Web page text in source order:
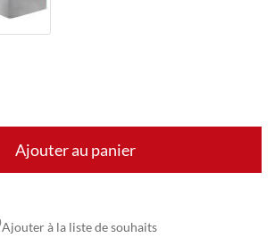
Ajouter au panier
Ajouter à la liste de souhaits